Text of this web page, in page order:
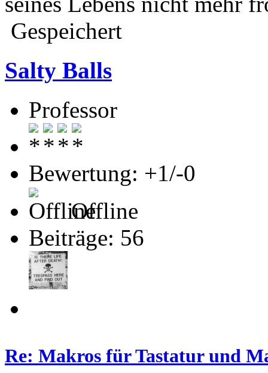
Gespeichert
Salty Balls
Professor
Bewertung: +1/-0
Offline
Beiträge: 56
Re: Makros für Tastatur und